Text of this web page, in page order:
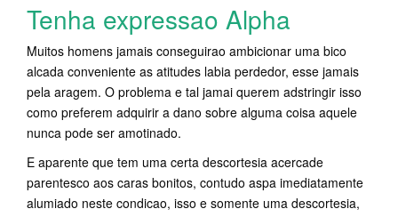
Tenha expressao Alpha
Muitos homens jamais conseguirao ambicionar uma bico
alcada conveniente as atitudes labia perdedor, esse jamais
pela aragem. O problema e tal jamai querem adstringir isso
como preferem adquirir a dano sobre alguma coisa aquele
nunca pode ser amotinado.
E aparente que tem uma certa descortesia acercade
parentesco aos caras bonitos, contudo aspa imediatamente
alumiado neste condicao, isso e somente uma descortesia,